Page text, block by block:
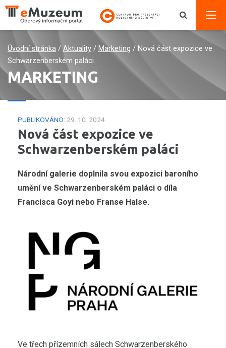
Úvodní stránka / Aktuality / Marketing / Nová část expozice ve
Schwarzenberském paláci
MARKETING
PUBLIKOVÁNO: 29. 10. 2024
Nová část expozice ve
Schwarzenberském paláci
Národní galerie doplnila svou expozici baroního
umění ve Schwarzenberském paláci o díla
Francisca Goyi nebo Franse Halse.
Ve třech přízemních sálech Schwarzenberského